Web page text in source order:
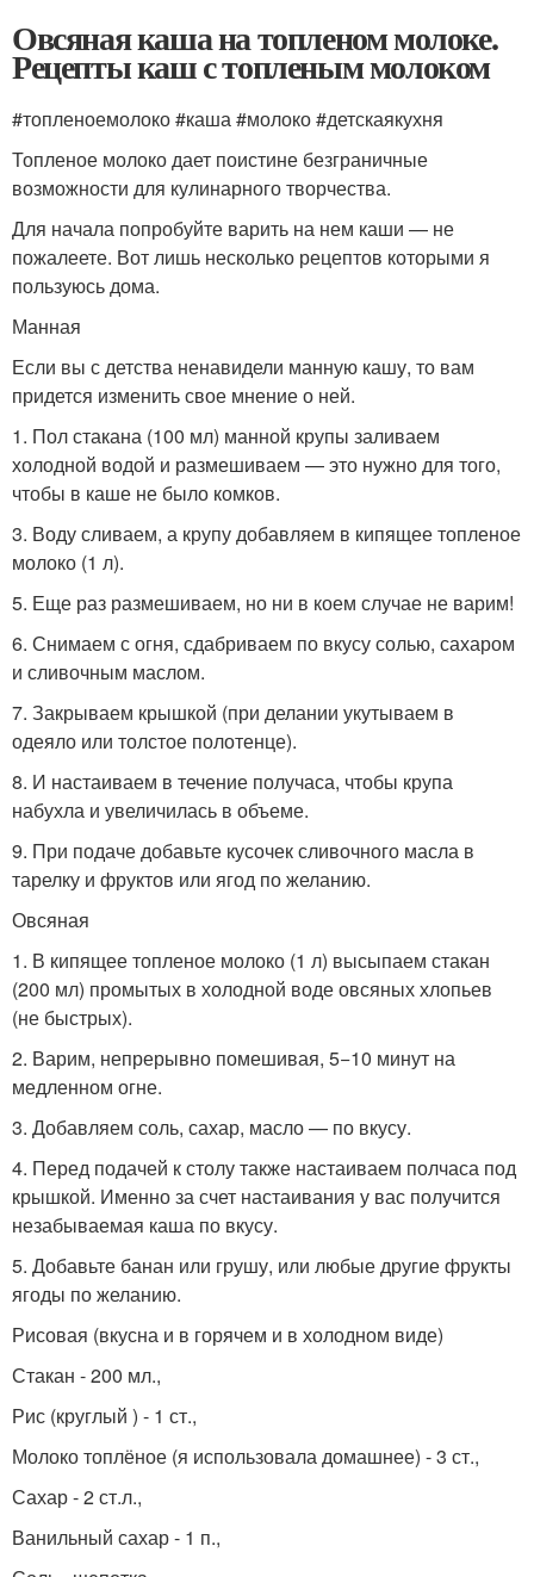
Овсяная каша на топленом молоке.
Рецепты каш с топленым молоком
#топленоемолоко #каша #молоко #детскаякухня
Топленое молоко дает поистине безграничные
возможности для кулинарного творчества.
Для начала попробуйте варить на нем каши — не
пожалеете. Вот лишь несколько рецептов которыми я
пользуюсь дома.
Манная
Если вы с детства ненавидели манную кашу, то вам
придется изменить свое мнение о ней.
1. Пол стакана (100 мл) манной крупы заливаем
холодной водой и размешиваем — это нужно для того,
чтобы в каше не было комков.
3. Воду сливаем, а крупу добавляем в кипящее топленое
молоко (1 л).
5. Еще раз размешиваем, но ни в коем случае не варим!
6. Снимаем с огня, сдабриваем по вкусу солью, сахаром
и сливочным маслом.
7. Закрываем крышкой (при делании укутываем в
одеяло или толстое полотенце).
8. И настаиваем в течение получаса, чтобы крупа
набухла и увеличилась в объеме.
9. При подаче добавьте кусочек сливочного масла в
тарелку и фруктов или ягод по желанию.
Овсяная
1. В кипящее топленое молоко (1 л) высыпаем стакан
(200 мл) промытых в холодной воде овсяных хлопьев
(не быстрых).
2. Варим, непрерывно помешивая, 5−10 минут на
медленном огне.
3. Добавляем соль, сахар, масло — по вкусу.
4. Перед подачей к столу также настаиваем полчаса под
крышкой. Именно за счет настаивания у вас получится
незабываемая каша по вкусу.
5. Добавьте банан или грушу, или любые другие фрукты
ягоды по желанию.
Рисовая (вкусна и в горячем и в холодном виде)
Стакан - 200 мл.,
Рис (круглый ) - 1 ст.,
Молоко топлёное (я использовала домашнее) - 3 ст.,
Сахар - 2 ст.л.,
Ванильный сахар - 1 п.,